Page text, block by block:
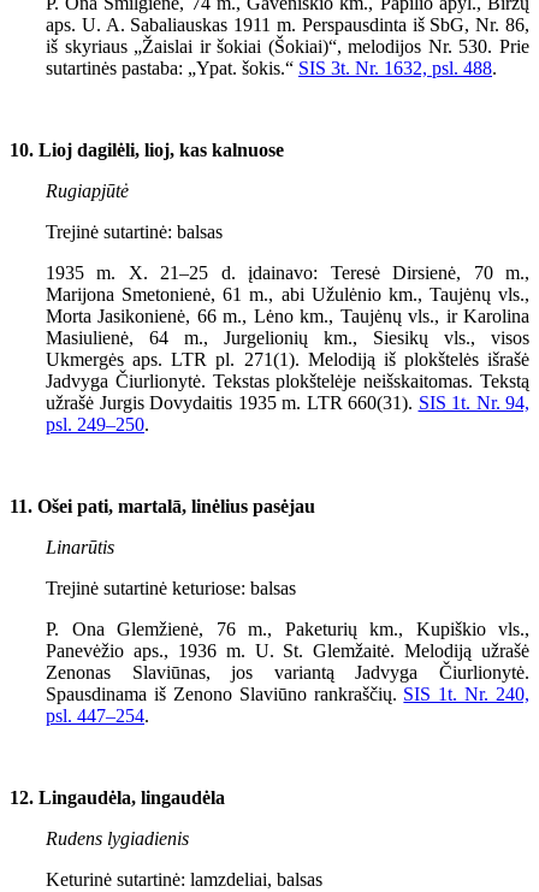
aps. U. A. Sabaliauskas 1911 m. Perspausdinta iš SbG, Nr. 86,
iš skyriaus „Žaislai ir šokiai (Šokiai)“, melodijos Nr. 530. Prie
sutartinės pastaba: „Ypat. šokis.“ SIS 3t. Nr. 1632, psl. 488.
10. Lioj dagilėli, lioj, kas kalnuose
Rugiapjūtė
Trejinė sutartinė: balsas
1935 m. X. 21–25 d. įdainavo: Teresė Dirsienė, 70 m.,
Marijona Smetonienė, 61 m., abi Užulėnio km., Taujėnų vls.,
Morta Jasikonienė, 66 m., Lėno km., Taujėnų vls., ir Karolina
Masiulienė, 64 m., Jurgelionių km., Siesikų vls., visos
Ukmergės aps. LTR pl. 271(1). Melodiją iš plokštelės išrašė
Jadvyga Čiurlionytė. Tekstas plokštelėje neišskaitomas. Tekstą
užrašė Jurgis Dovydaitis 1935 m. LTR 660(31). SIS 1t. Nr. 94,
psl. 249–250.
11. Ošei pati, martalā, linėlius pasėjau
Linarūtis
Trejinė sutartinė keturiose: balsas
P. Ona Glemžienė, 76 m., Paketurių km., Kupiškio vls.,
Panevėžio aps., 1936 m. U. St. Glemžaitė. Melodiją užrašė
Zenonas Slaviūnas, jos variantą Jadvyga Čiurlionytė.
Spausdinama iš Zenono Slaviūno rankraščių. SIS 1t. Nr. 240,
psl. 447–254.
12. Lingaudėla, lingaudėla
Rudens lygiadienis
Keturinė sutartinė: lamzdeliai, balsas